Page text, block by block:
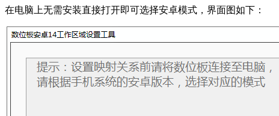
在电脑上无需安装直接打开即可选择安卓模式，界面图如下：